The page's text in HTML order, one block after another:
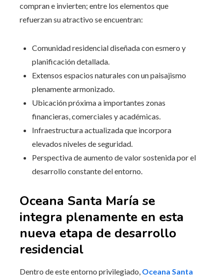
compran e invierten; entre los elementos que
refuerzan su atractivo se encuentran:
Comunidad residencial diseñada con esmero y
planificación detallada.
Extensos espacios naturales con un paisajismo
plenamente armonizado.
Ubicación próxima a importantes zonas
financieras, comerciales y académicas.
Infraestructura actualizada que incorpora
elevados niveles de seguridad.
Perspectiva de aumento de valor sostenida por el
desarrollo constante del entorno.
Oceana Santa María se
integra plenamente en esta
nueva etapa de desarrollo
residencial
Dentro de este entorno privilegiado, Oceana Santa